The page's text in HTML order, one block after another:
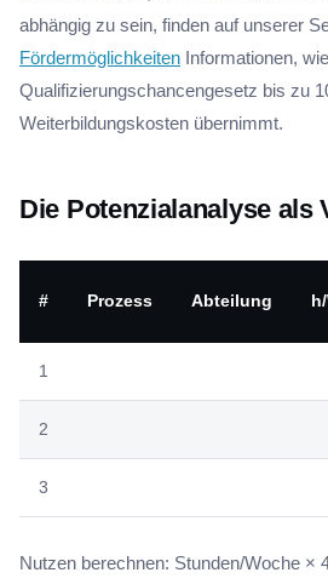
abhängig zu sein, finden auf unserer
Fördermöglichkeiten Informationen,
Qualifizierungschancengesetz bis zu
Weiterbildungskosten übernimmt.
Die Potenzialanalyse als
# Prozess Abteilung
1
2
3
Nutzen berechnen: Stunden/Woche ×